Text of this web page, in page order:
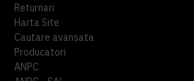
Returnari
Harta Site
Cautare avansata
Producatori
ANPC